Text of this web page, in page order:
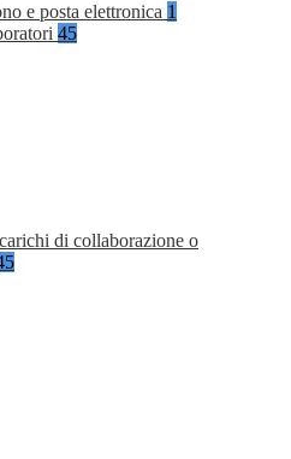
e posta elettronica 1
45
di collaborazione o